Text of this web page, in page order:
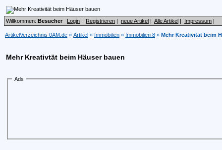
Willkommen: Besucher Login | Registrieren | neue Artikel | Alle Artikel | Impressum |
ArtikelVerzeichnis 0AM.de » Artikel » Immobilien » Immobilien 8 » Mehr Kreativität beim
Mehr Kreativtät beim Häuser bauen
Ads